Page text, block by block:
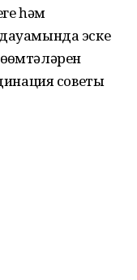
һәм
эске
советы